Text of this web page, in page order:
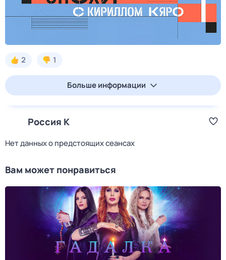
2 1
Больше информации
Россия К
Нет данных о предстоящих сеансах
Вам может понравиться